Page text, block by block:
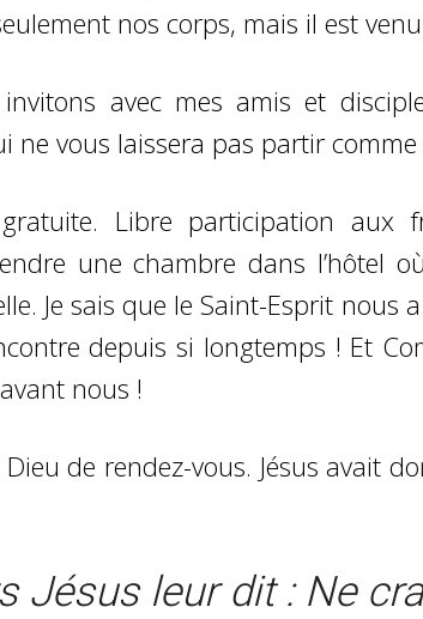
nos corps, mais il est
avec mes amis et
ne vous laissera pas partir comme
Libre participation aux
une chambre dans l’hôtel
Je sais que le Saint-Esprit nous
depuis si longtemps ! Et
nous !
de rendez-vous. Jésus avait
Jésus leur dit : Ne